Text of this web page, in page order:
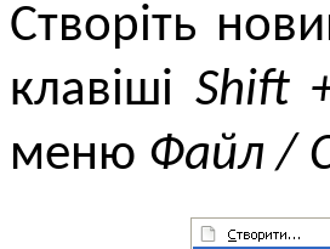
Створіть
клавіші Shift
меню Файл /